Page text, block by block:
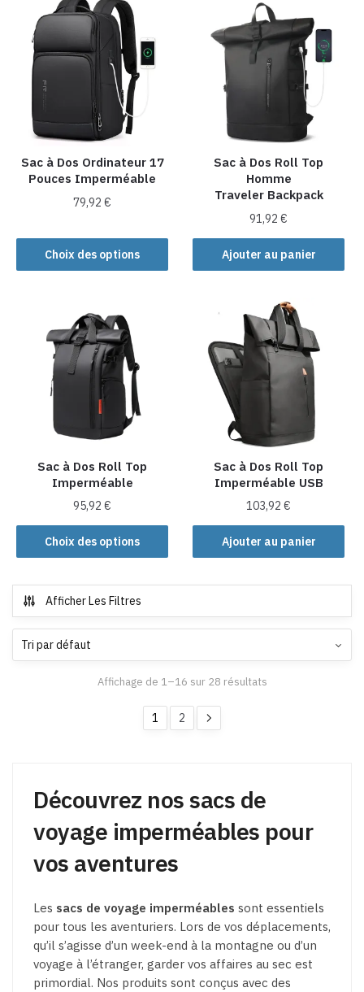
plusieurs
variations.
options
peuvent
être
choisies
sur
la
page
du
plusieurs
variations.
Les
options
peuvent
être
choisies
sur
la
page
du
produit
Sac à Dos Ordinateur 17
Pouces Imperméable
79,92€
Choix des options
produit
a
variations.
Les
options
peuvent
être
choisies
page
du
produit
Sac à Dos Roll Top
Homme
Traveler Backpack
91,92€
Ajouter au panier
Sac à Dos Roll Top
Imperméable
95,92€
Choix des options
Ce
produit
plusieurs
variations.
Les
produit
Sac à Dos Roll Top
Imperméable USB
103,92€
Ajouter au panier
Afficher Les Filtres
Affichage de 1–16 sur 28 résultats
1 2
Découvrez nos sacs de
voyage imperméables pour
vos aventures
Les sacs de voyage imperméables sont essentiels
pour tous les aventuriers. Lors de vos déplacements,
qu’il s’agisse d’un week-end à la montagne ou d’un
voyage à l’étranger, garder vos affaires au sec est
primordial. Nos produits sont conçus avec des